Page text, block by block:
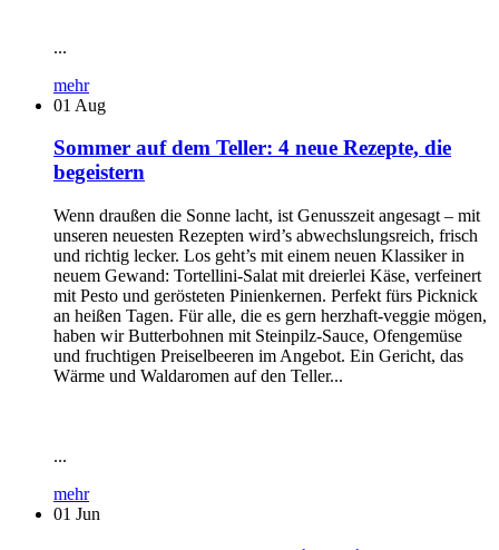
...
mehr
01 Aug
Sommer auf dem Teller: 4 neue Rezepte, die
begeistern
Wenn draußen die Sonne lacht, ist Genusszeit angesagt – mit
unseren neuesten Rezepten wird’s abwechslungsreich, frisch
und richtig lecker. Los geht’s mit einem neuen Klassiker in
neuem Gewand: Tortellini-Salat mit dreierlei Käse, verfeinert
mit Pesto und gerösteten Pinienkernen. Perfekt fürs Picknick
an heißen Tagen. Für alle, die es gern herzhaft-veggie mögen,
haben wir Butterbohnen mit Steinpilz-Sauce, Ofengemüse
und fruchtigen Preiselbeeren im Angebot. Ein Gericht, das
Wärme und Waldaromen auf den Teller...
...
mehr
01 Jun